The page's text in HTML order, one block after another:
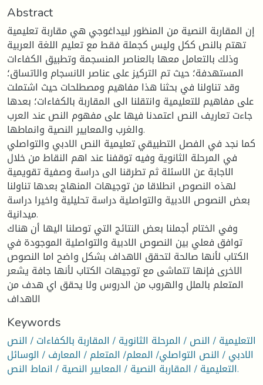
Abstract
إن المقاربة النصية من المنظور لبيداغوجي هي مقاربة تعليمية
تهتم بالنص ككل وليس كجملة فقط مع تعليم اللغة العربية
وذلك بالتعامل معها بالعناصر المنسجمة وتطبيق الكفاءات
المستهدفة؛ حيث تم التركيز على عناصر الانسجام والاتساق؛
وقد تناولنا في بحثنا هذا مفاهيم ومصطلحات حيث اشتملت
على مفاهيم للتعليمية وانتقلنا الى المقاربة بالكفاءات؛ بعدها
جاءت تعاريف النص اعتمدنا فيها على مفهوم النص عند العرب
والغرب والمعايير النصية وانماطها.
كما نجد في الفصل التطبيقي تعليمية النص الادبي والتواصلي
في المرحلة الثانوية وفيه توقفنا عند اهم النقاط من خلال
الاجابة عن الاسئلة ثم تطرقنا الى دراسة وصفية تقويمية
لهذه النصوص انطلاقا من توجيهات المنهاج بعدها تناولنا
بعض النصوص الادبية والتواصلية دراسة تحليلية واخيرا دراسة
ميدانية.
وفي الختام أجملنا بعض النتائج التي توصلنا اليها أن هناك
توافق فعلي بين النصوص الادبية والتواصلية الموجودة في
الكتاب لأنها صالحة لتحقق الاهداف بشكل واضح اما النصوص
الاخرى فإنها تتماشى مع توجيهات الكتاب لأنها جافة يشعر
المتعلم بالملل والهروب من الدروس ولا يحقق اي هدف من
الاهداف
Keywords
التعليمية / النص / المرحلة الثانوية / المقاربة بالكفاءات / النص
الادبي / النص التواصلي/ المعلم/ المتعلم / المعارف / الوسائل
التعليمية / المقاربة النصية / المعايير النصية / انماط النص.